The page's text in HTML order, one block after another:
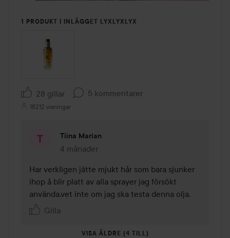
1 PRODUKT I INLÄGGET LYXLYXLYX
28 gillar 5 kommentarer
18212 visningar
Tiina Marian
4 månader
Kommentaren lades 4 månader
Har verkligen jätte mjukt hår som bara sjunker
ihop å blir platt av alla sprayer jag försökt
använda.vet inte om jag ska testa denna olja.
Gilla
VISA ÄLDRE (4 TILL)